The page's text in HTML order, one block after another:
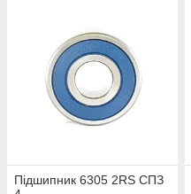
Підшипник 6305 2RS СПЗ